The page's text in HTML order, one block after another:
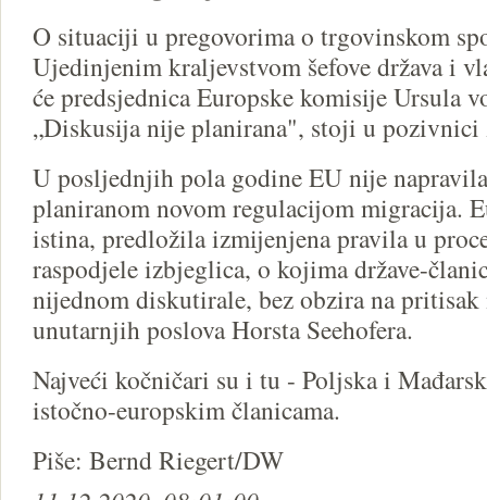
O situaciji u pregovorima o trgovinskom
Ujedinjenim kraljevstvom šefove država i
će predsjednica Europske komisije Ursula
„Diskusija nije planirana", stoji u pozivnici
U posljednjih pola godine EU nije
planiranom novom regulacijom migracija.
istina, predložila izmijenjena pravila u
raspodjele izbjeglica, o kojima države-
nijednom diskutirale, bez obzira na
unutarnjih poslova Horsta Seehofera.
Najveći kočničari su i tu - Poljska i
istočno-europskim članicama.
Piše: Bernd Riegert/DW